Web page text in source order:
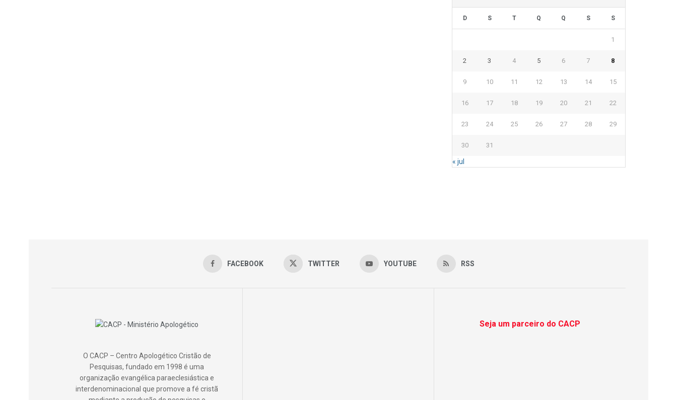
D S T Q Q S S
1
2 3 4 5 6 7 8
9 10 11 12 13 14 15
16 17 18 19 20 21 22
23 24 25 26 27 28 29
30 31
« jul
FACEBOOK TWITTER YOUTUBE RSS
O CACP – Centro Apologético Cristão de
Pesquisas, fundado em 1998 é uma
organização evangélica paraeclesiástica e
interdenominacional que promove a fé cristã
Seja um parceiro do CACP